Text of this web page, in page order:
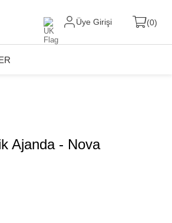
Üye Girişi 0
Ajanda - Nova